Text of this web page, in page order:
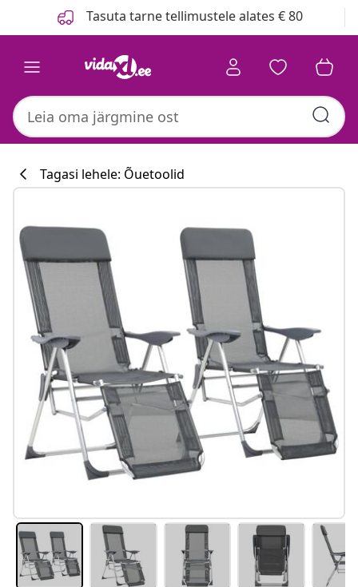
Tasuta tarne tellimustele alates € 80
#sharemevidaxl
Tagasi lehele: Õuetoolid